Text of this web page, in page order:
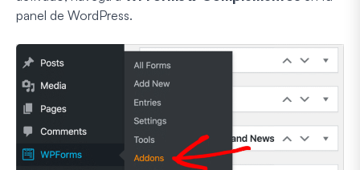
panel de WordPress.